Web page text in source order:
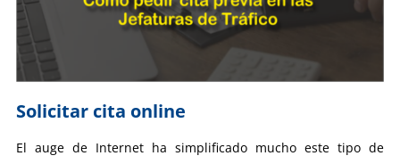
Solicitar cita online
El auge de Internet ha simplificado mucho este tipo de